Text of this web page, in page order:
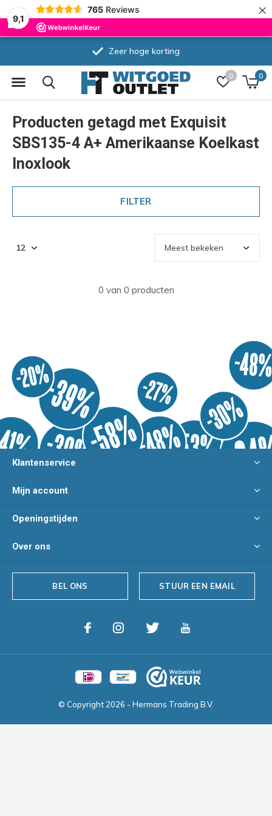
9,1
765 Reviews ×
0 0
Zeer hoge korting
Producten getagd met Exquisit
SBS135-4 A+ Amerikaanse Koelkast
Inoxlook
FILTER
0 van 0 producten
Klantenservice
Mijn account
Openingstijden
Over ons
BEL ONS STUUR EEN EMAIL
© Copyright 2026 - Hermans Trading B.V.